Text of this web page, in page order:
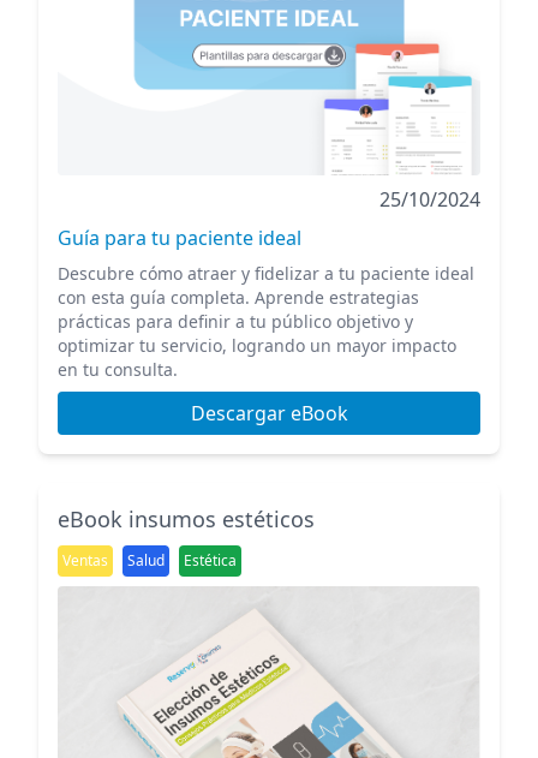
25/10/2024
Guía para tu paciente ideal
Descubre cómo atraer y fidelizar a tu paciente ideal
con esta guía completa. Aprende estrategias
prácticas para definir a tu público objetivo y
optimizar tu servicio, logrando un mayor impacto
en tu consulta.
Descargar eBook
eBook insumos estéticos
Ventas Salud Estética